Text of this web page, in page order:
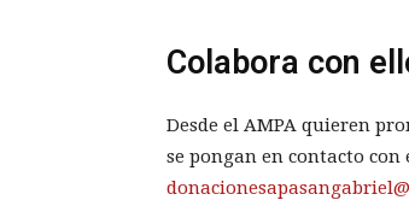
Colabora con
Desde el AMPA quieren
se pongan en contacto